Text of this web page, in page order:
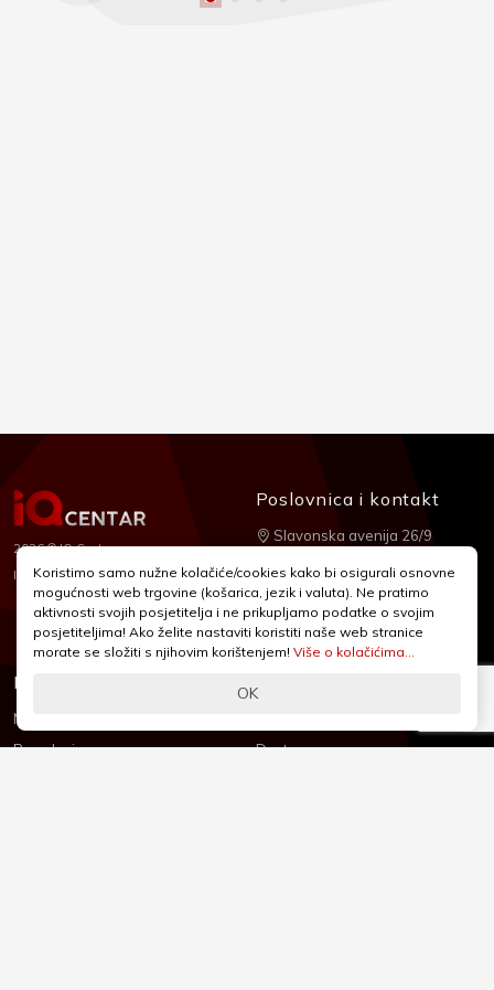
2026 © IQ Centar
Izrada:Nubilus
Informacije
Novosti & Promocije
Brandovi
Podrška
Dostava
Poslovnica i kontakt
Slavonska avenija 26/9
+385 1 2455 950
webshop@iqcentar.hr
Pon - Pet od 9 - 17h
Koristimo samo nužne kolačiće/cookies kako bi osigurali osnovne
mogućnosti web trgovine (košarica, jezik i valuta). Ne pratimo
aktivnosti svojih posjetitelja i ne prikupljamo podatke o svojim
posjetiteljima! Ako želite nastaviti koristiti naše web stranice
morate se složiti s njihovim korištenjem! Više o kolačićima...
OK